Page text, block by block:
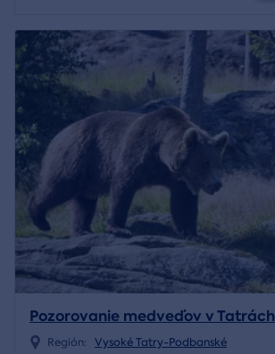
Pozorovanie medveďov v Tatrách
Región: Vysoké Tatry-Podbanské